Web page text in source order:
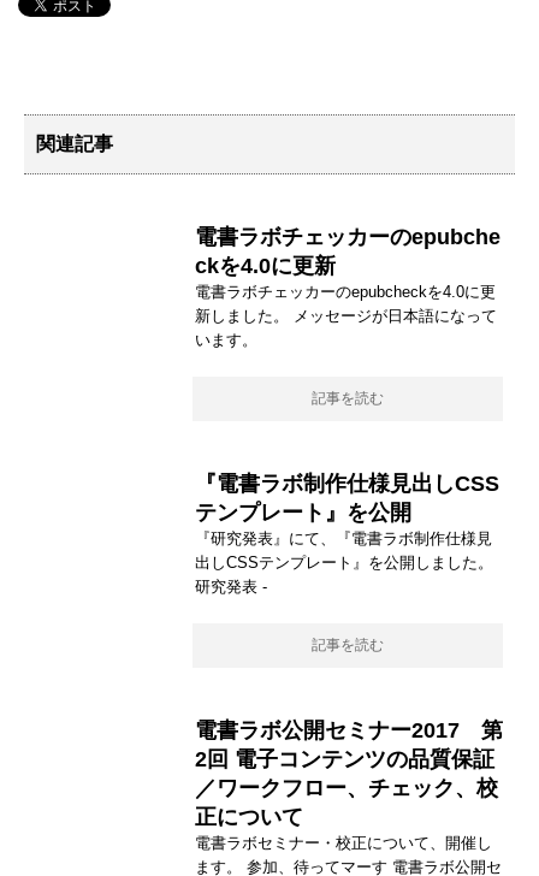
関連記事
電書ラボチェッカーのepubche
ckを4.0に更新
電書ラボチェッカーのepubcheckを4.0に更
新しました。 メッセージが日本語になって
います。
記事を読む
『電書ラボ制作仕様見出しCSS
テンプレート』を公開
『研究発表』にて、『電書ラボ制作仕様見
出しCSSテンプレート』を公開しました。
研究発表 -
記事を読む
電書ラボ公開セミナー2017 第
2回 電子コンテンツの品質保証
／ワークフロー、チェック、校
正について
電書ラボセミナー・校正について、開催し
ます。 参加、待ってマーす 電書ラボ公開セ